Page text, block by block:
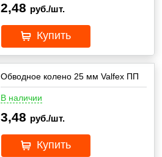
2,48 руб./шт.
Купить
Обводное колено 25 мм Valfex ПП
В наличии
3,48 руб./шт.
Купить